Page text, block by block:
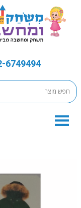
6749494